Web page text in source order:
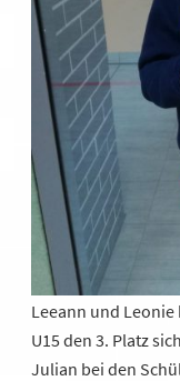
Leeann und
U15 den 3. Platz
Julian bei den